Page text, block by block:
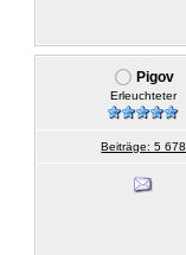
Pigov
Erleuchteter
Beiträge: 5 678